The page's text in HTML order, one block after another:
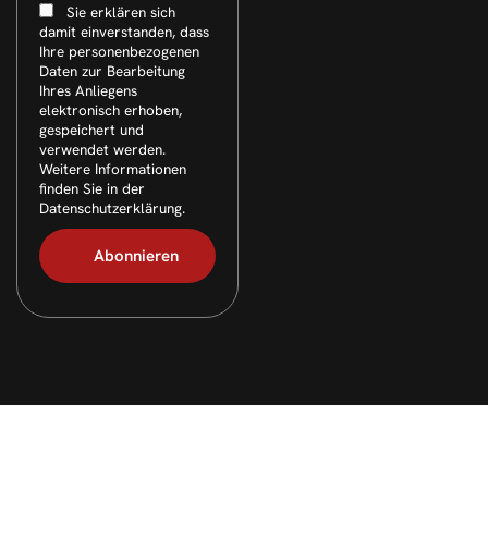
Sie erklären sich
damit einverstanden, dass
Ihre personenbezogenen
Daten zur Bearbeitung
Ihres Anliegens
elektronisch erhoben,
gespeichert und
verwendet werden.
Weitere Informationen
finden Sie in der
Datenschutzerklärung.